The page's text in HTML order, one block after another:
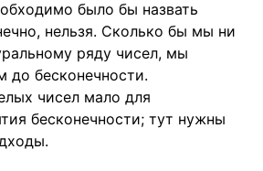
было бы назвать
нельзя. Сколько бы мы ни
ряду чисел, мы
до бесконечности.
чисел мало для
бесконечности; тут нужны